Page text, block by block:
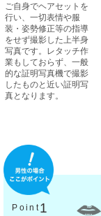
ご自身でヘアセットを
行い、一切表情や服
装・姿勢修正等の指導
をせず撮影した上半身
写真です。レタッチ作
業もしておらず、一般
的な証明写真機で撮影
したものと近い証明写
真となります。
Point1